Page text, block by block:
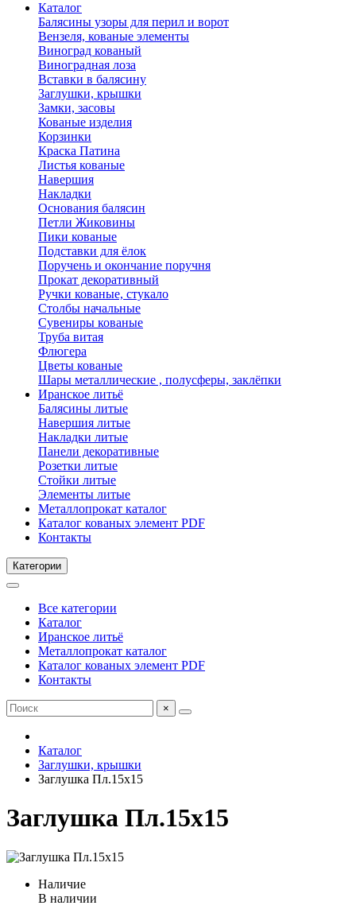
Каталог
Балясины узоры для перил и ворот
Вензеля, кованые элементы
Виноград кованый
Виноградная лоза
Вставки в балясину
Заглушки, крышки
Замки, засовы
Кованые изделия
Корзинки
Краска Патина
Листья кованые
Навершия
Накладки
Основания балясин
Петли Жиковины
Пики кованые
Подставки для ёлок
Поручень и окончание поручня
Прокат декоративный
Ручки кованые, стукало
Столбы начальные
Сувениры кованые
Труба витая
Флюгера
Цветы кованые
Шары металлические , полусферы, заклёпки
Иранское литьё
Балясины литые
Навершия литые
Накладки литые
Панели декоративные
Розетки литые
Стойки литые
Элементы литые
Металлопрокат каталог
Каталог кованых элемент PDF
Контакты
Категории
Все категории
Каталог
Иранское литьё
Металлопрокат каталог
Каталог кованых элемент PDF
Контакты
×
Каталог
Заглушки, крышки
Заглушка Пл.15х15
Заглушка Пл.15х15
Наличие
В наличии